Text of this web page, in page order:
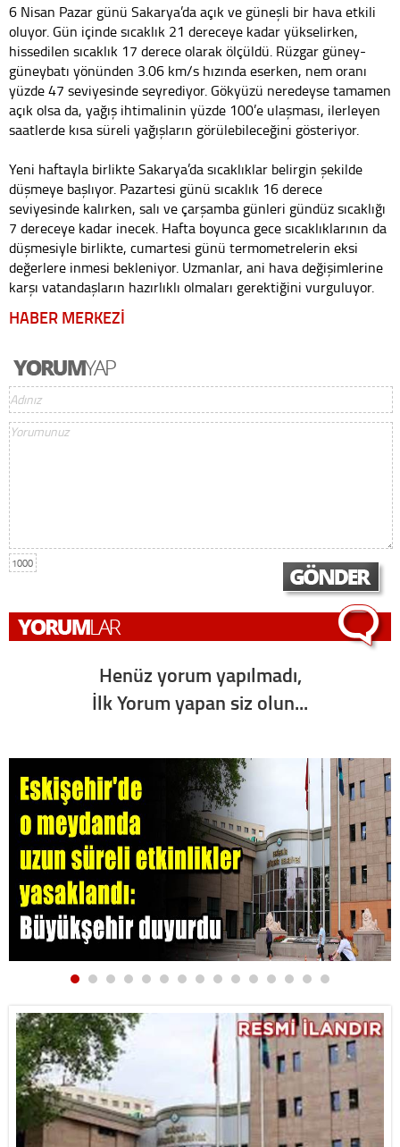
6 Nisan Pazar günü Sakarya’da açık ve güneşli bir hava etkili
oluyor. Gün içinde sıcaklık 21 dereceye kadar yükselirken,
hissedilen sıcaklık 17 derece olarak ölçüldü. Rüzgar güney-
güneybatı yönünden 3.06 km/s hızında eserken, nem oranı
yüzde 47 seviyesinde seyrediyor. Gökyüzü neredeyse tamamen
açık olsa da, yağış ihtimalinin yüzde 100’e ulaşması, ilerleyen
saatlerde kısa süreli yağışların görülebileceğini gösteriyor.
Yeni haftayla birlikte Sakarya’da sıcaklıklar belirgin şekilde
düşmeye başlıyor. Pazartesi günü sıcaklık 16 derece
seviyesinde kalırken, salı ve çarşamba günleri gündüz sıcaklığı
7 dereceye kadar inecek. Hafta boyunca gece sıcaklıklarının da
düşmesiyle birlikte, cumartesi günü termometrelerin eksi
değerlere inmesi bekleniyor. Uzmanlar, ani hava değişimlerine
karşı vatandaşların hazırlıklı olmaları gerektiğini vurguluyor.
HABER MERKEZİ
1000
Henüz yorum yapılmadı,
İlk Yorum yapan siz olun...